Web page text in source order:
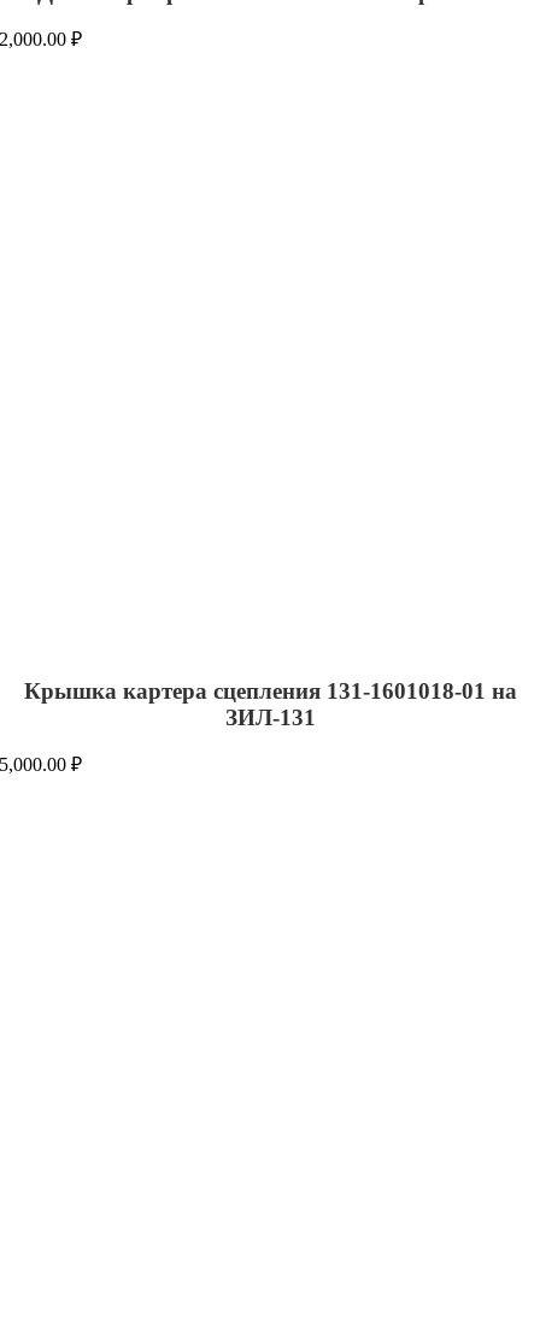
2,000.00₽
Крышка картера сцепления 131-1601018-01 на
ЗИЛ-131
5,000.00₽